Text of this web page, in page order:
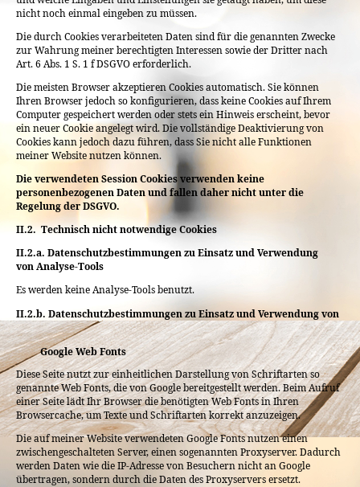
nicht noch einmal eingeben zu müssen.
Die durch Cookies verarbeiteten Daten sind für die genannten Zwecke
zur Wahrung meiner berechtigten Interessen sowie der Dritter nach
Art. 6 Abs. 1 S. 1 f DSGVO erforderlich.
Die meisten Browser akzeptieren Cookies automatisch. Sie können
Ihren Browser jedoch so konfigurieren, dass keine Cookies auf Ihrem
Computer gespeichert werden oder stets ein Hinweis erscheint, bevor
ein neuer Cookie angelegt wird. Die vollständige Deaktivierung von
Cookies kann jedoch dazu führen, dass Sie nicht alle Funktionen
meiner Website nutzen können.
Die verwendeten Session Cookies verwenden keine
personenbezogenen Daten und fallen daher nicht unter die
Regelung der DSGVO.
II.2. Technisch nicht notwendige Cookies
II.2.a. Datenschutzbestimmungen zu Einsatz und Verwendung
vonAnalyse-Tools
Es werden keine Analyse-Tools benutzt.
II.2.b. Datenschutzbestimmungen zu Einsatz und Verwendung von
Google Web Fonts
Diese Seite nutzt zur einheitlichen Darstellung von Schriftarten so
genannte Web Fonts, die von Google bereitgestellt werden. Beim Aufruf
einer Seite lädt Ihr Browser die benötigten Web Fonts in Ihren
Browsercache, um Texte und Schriftarten korrekt anzuzeigen.
Die auf meiner Website verwendeten Google Fonts nutzen einen
zwischengeschalteten Server, einen sogenannten Proxyserver. Dadurch
werden Daten wie die IP-Adresse von Besuchern nicht an Google
übertragen, sondern durch die Daten des Proxyservers ersetzt.